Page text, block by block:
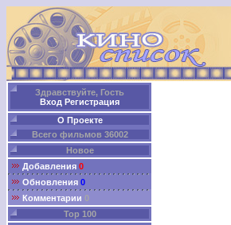
Здравствуйте, Гость
Вход Регистрация
О Проекте
Всего фильмов 36002
Новое
Добавления 0
Обновления 0
Комментарии 0
Top 100